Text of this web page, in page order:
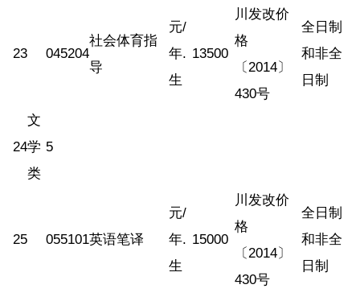
23 045204
社会体育指
导
元/
年.
生
13500
川发改价
格
〔2014〕
430号
全日制
和非全
日制
24
文
学
类
5
25 055101英语笔译
元/
年.
生
15000
川发改价
格
〔2014〕
430号
全日制
和非全
日制